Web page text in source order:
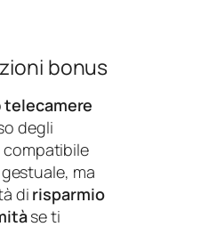
bonus
telecamere
degli
compatibile
ma
di risparmio
se ti